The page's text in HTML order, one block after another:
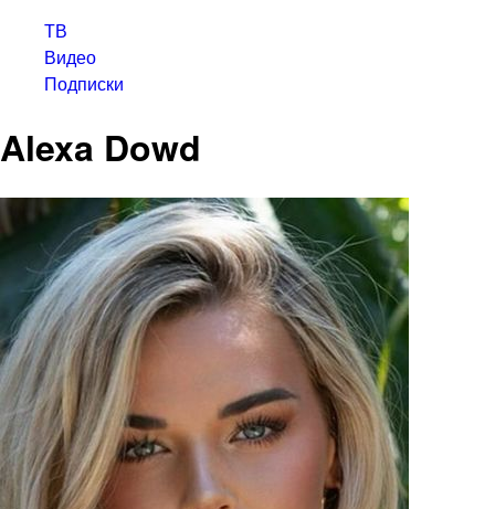
ТВ
Видео
Подписки
Alexa Dowd